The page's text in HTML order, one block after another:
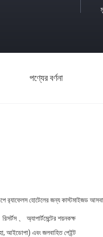
পণ্যের বর্ণনা
র‌্যাফেলস হোটেলের জন্য কাস্টমাইজড
、 অ্যাপার্টমেন্টের শয়নকক্ষ
আইডোপা) এবং জলবাহিত পেইন্ট